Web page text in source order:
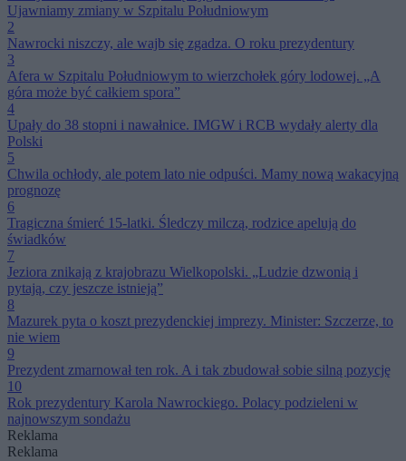
Ujawniamy zmiany w Szpitalu Południowym
2
Nawrocki niszczy, ale wajb się zgadza. O roku prezydentury
3
Afera w Szpitalu Południowym to wierzchołek góry lodowej. „A
góra może być całkiem spora”
4
Upały do 38 stopni i nawałnice. IMGW i RCB wydały alerty dla
Polski
5
Chwila ochłody, ale potem lato nie odpuści. Mamy nową wakacyjną
prognozę
6
Tragiczna śmierć 15-latki. Śledczy milczą, rodzice apelują do
świadków
7
Jeziora znikają z krajobrazu Wielkopolski. „Ludzie dzwonią i
pytają, czy jeszcze istnieją”
8
Mazurek pyta o koszt prezydenckiej imprezy. Minister: Szczerze, to
nie wiem
9
Prezydent zmarnował ten rok. A i tak zbudował sobie silną pozycję
10
Rok prezydentury Karola Nawrockiego. Polacy podzieleni w
najnowszym sondażu
Reklama
Reklama